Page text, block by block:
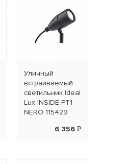
Уличный
встраиваемый
светильник Ideal
Lux INSIDE PT1
NERO 115429
6 356 ₽